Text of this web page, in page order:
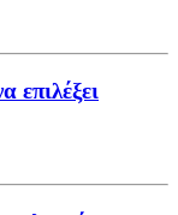
επιλέξει